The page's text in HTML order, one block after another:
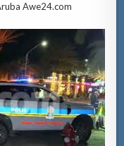
Awe24.com